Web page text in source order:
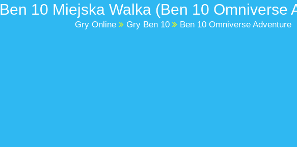
Ben 10 Miejska Walka (Ben 10 Omniverse
Gry Online Gry Ben 10 Ben 10 Omniverse Adventure